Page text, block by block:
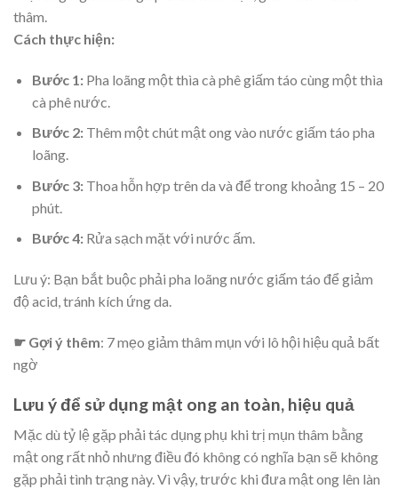
thâm.
Cách thực hiện:
Bước 1:Pha loãng một thìa cà phê giấm táo cùng một thìa
cà phê nước.
Bước 2:Thêm một chút mật ong vào nước giấm táo pha
loãng.
Bước 3:Thoa hỗn hợp trên da và để trong khoảng 15 – 20
phút.
Bước 4:Rửa sạch mặt với nước ấm.
Lưu ý: Bạn bắt buộc phải pha loãng nước giấm táo để giảm
độ acid, tránh kích ứng da.
☛ Gợi ý thêm: 7 mẹo giảm thâm mụn với lô hội hiệu quả bất
ngờ
Lưu ý để sử dụng mật ong an toàn, hiệu quả
Mặc dù tỷ lệ gặp phải tác dụng phụ khi trị mụn thâm bằng
mật ong rất nhỏ nhưng điều đó không có nghĩa bạn sẽ không
gặp phải tình trạng này. Vì vậy, trước khi đưa mật ong lên làn